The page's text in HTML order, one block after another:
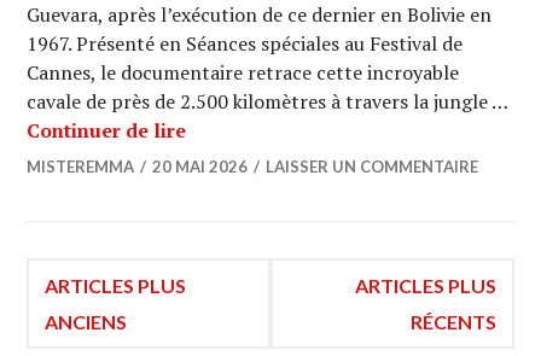
Guevara, après l’exécution de ce dernier en Bolivie en
1967. Présenté en Séances spéciales au Festival de
Cannes, le documentaire retrace cette incroyable
cavale de près de 2.500 kilomètres à travers la jungle …
Continuer de lireCANNES 2026 : « Les Survivants du
MISTEREMMA 20 MAI 2026 LAISSER UN COMMENTAIRE
Navigation
ARTICLES PLUS
ANCIENS
ARTICLES PLUS
RÉCENTS